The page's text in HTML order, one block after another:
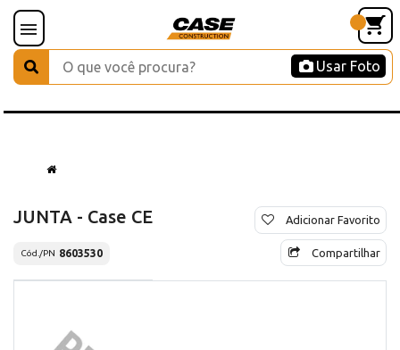
Usar Foto
JUNTA - Case CE
Cód./PN 8603530
Adicionar Favorito
Compartilhar